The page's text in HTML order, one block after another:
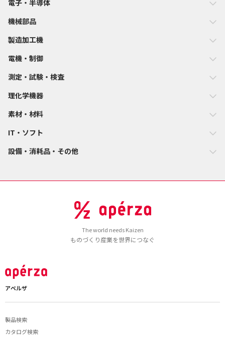
電子・半導体
機械部品
製造加工機
電機・制御
測定・試験・検査
理化学機器
素材・材料
IT・ソフト
設備・消耗品・その他
The world needs Kaizen
ものづくり産業を世界につなぐ
アペルザ
製品検索
カタログ検索